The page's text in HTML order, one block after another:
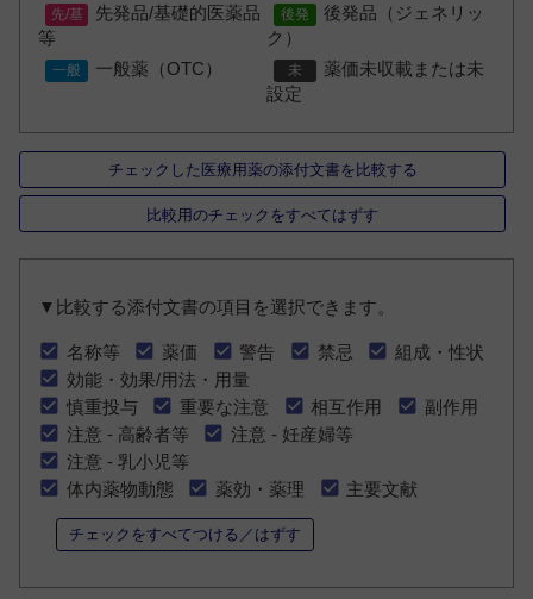
先発品/基礎的医薬品
等
後発品（ジェネリッ
ク）
一般薬（OTC）
薬価未収載または未
設定
チェックした医療用薬の添付文書を比較する
比較用のチェックをすべてはずす
▼比較する添付文書の項目を選択できます。
名称等 薬価 警告 禁忌
組成・性状
効能・効果/用法・用量
慎重投与
重要な注意 相互作用
副作用
注意 - 高齢者等
注意 - 妊産婦等
注意 - 乳小児等
体内薬物動態
薬効・薬理 主要文献
チェックをすべてつける／はずす